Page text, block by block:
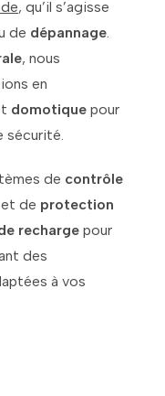
, qu’il s’agisse
de dépannage.
, nous
en
domotique pour
sécurité.
de contrôle
et de protection
recharge pour
des
à vos